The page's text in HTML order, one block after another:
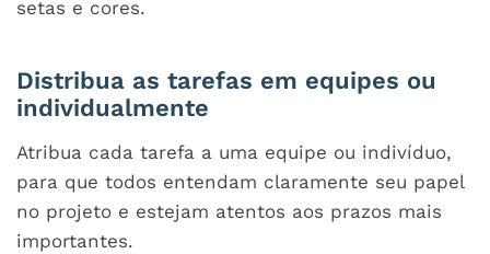
setas e cores.
Distribua as tarefas em equipes ou
individualmente
Atribua cada tarefa a uma equipe ou indivíduo,
para que todos entendam claramente seu papel
no projeto e estejam atentos aos prazos mais
importantes.